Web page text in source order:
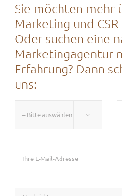
Sie möchten mehr
Marketing und
Oder suchen eine
Marketingagentur
Erfahrung? Dann
uns:
